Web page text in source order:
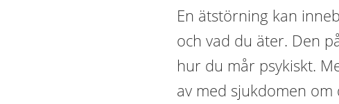
En ätstörning kan
och vad du äter. Den
hur du mår psykiskt.
av med sjukdomen om